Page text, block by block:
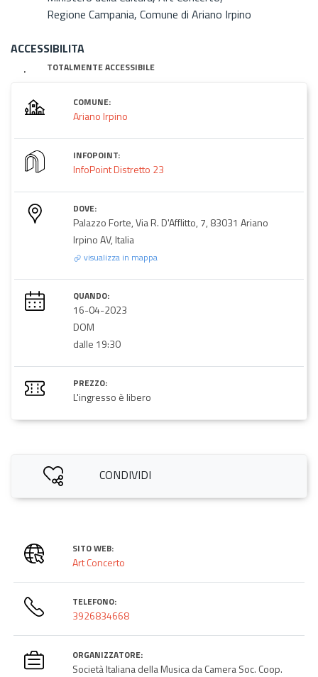
Regione Campania, Comune di Ariano Irpino
ACCESSIBILITA
TOTALMENTE ACCESSIBILE
COMUNE:
Ariano Irpino
INFOPOINT:
InfoPoint Distretto 23
DOVE:
Palazzo Forte, Via R. D'Afflitto, 7, 83031 Ariano
Irpino AV, Italia
visualizza in mappa
QUANDO:
16-04-2023
DOM
dalle 19:30
PREZZO:
L'ingresso è libero
CONDIVIDI
SITO WEB:
Art Concerto
TELEFONO:
3926834668
ORGANIZZATORE:
Società Italiana della Musica da Camera Soc. Coop.